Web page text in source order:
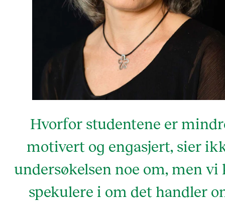
Hvorfor studentene er
motivert og engasjert, sier
undersøkelsen noe om, men vi
spekulere i om det handler